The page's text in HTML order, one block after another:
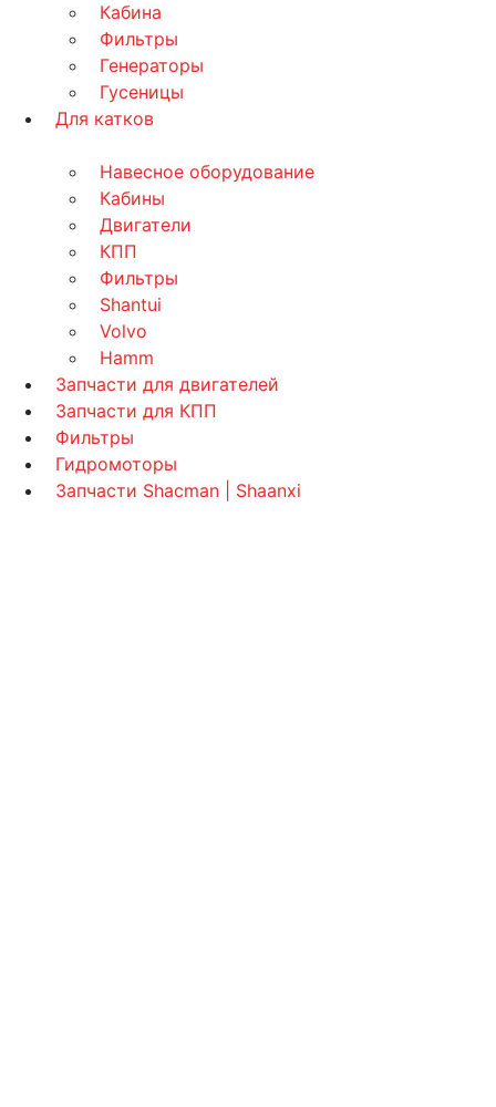
Кабина
Фильтры
Генераторы
Гусеницы
Для катков
Навесное оборудование
Кабины
Двигатели
КПП
Фильтры
Shantui
Volvo
Hamm
Запчасти для двигателей
Запчасти для КПП
Фильтры
Гидромоторы
Запчасти Shacman | Shaanxi